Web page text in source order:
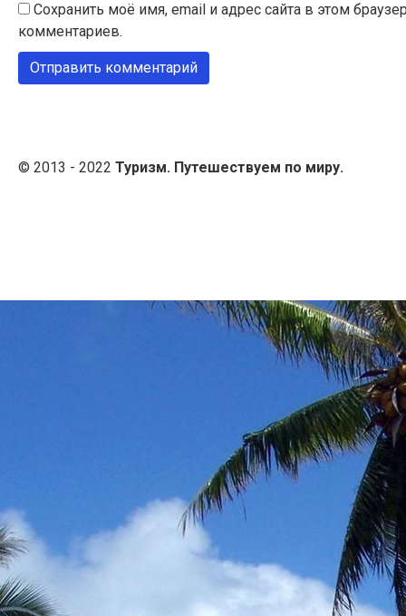
Сохранить моё имя, email и адрес сайта в этом
комментариев.
© 2013 - 2022 Туризм. Путешествуем по миру.